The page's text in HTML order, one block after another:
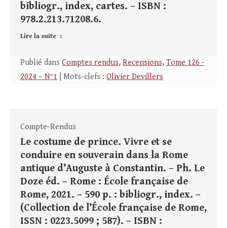
bibliogr., index, cartes. – ISBN :
978.2.213.71208.6.
Lire la suite
Publié dans Comptes rendus, Recensions, Tome 126 -
2024 – N°1 | Mots-clefs : Olivier Devillers
Compte-Rendus
Le costume de prince. Vivre et se
conduire en souverain dans la Rome
antique d’Auguste à Constantin. – Ph. Le
Doze éd. – Rome : École française de
Rome, 2021. – 590 p. : bibliogr., index. –
(Collection de l’École française de Rome,
ISSN : 0223.5099 ; 587). – ISBN :